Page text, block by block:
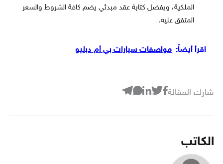
الملكية، ويفضل كتابة عقد مبدئي يضم كافة الشروط والسعر
المتفق عليه.
اقرأ أيضاً: مواصفات سيارات بي أم دبليو
شارك المقالة
الكاتب